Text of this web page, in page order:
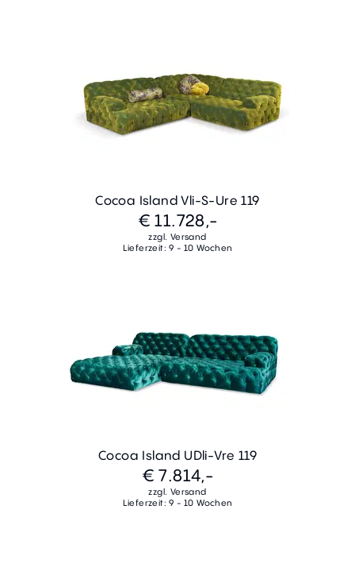
Cocoa Island Vli-S-Ure 119
€ 11.728,-
zzgl. Versand
Lieferzeit: 9 - 10 Wochen
Cocoa Island UDli-Vre 119
€ 7.814,-
zzgl. Versand
Lieferzeit: 9 - 10 Wochen